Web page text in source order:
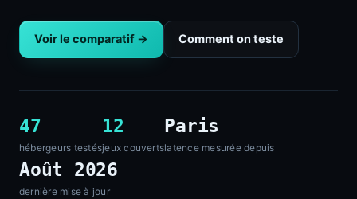
Voir le comparatif → Comment on teste
47
hébergeurs testés
12
jeux couverts
Paris
latence mesurée depuis
Août 2026
dernière mise à jour